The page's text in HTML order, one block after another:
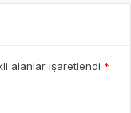
alanlar işaretlendi *